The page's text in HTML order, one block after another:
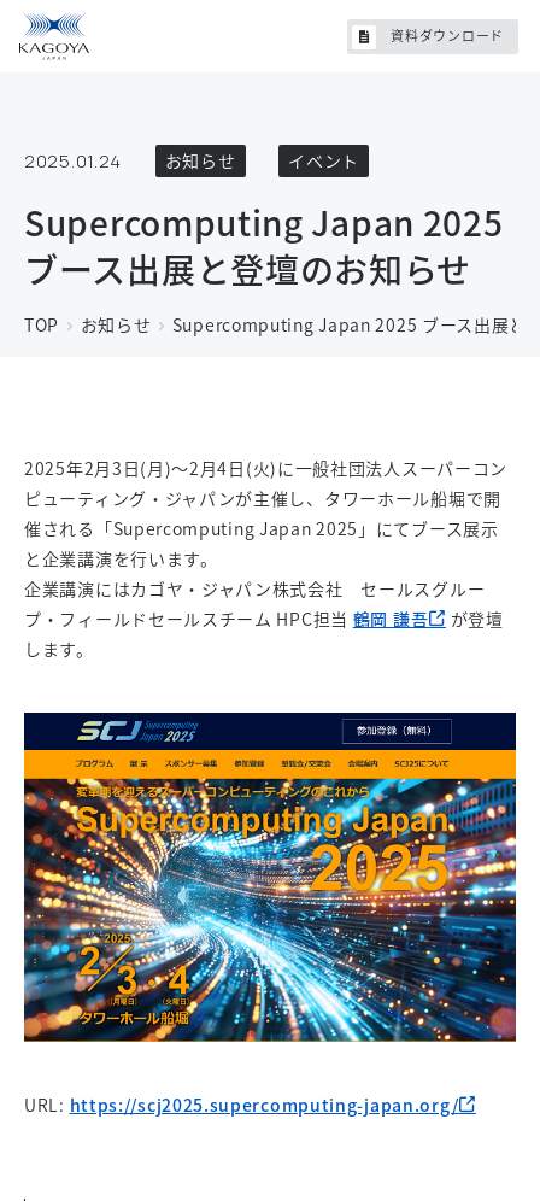
2025.01.24 お知らせ イベント
Supercomputing Japan 2025
ブース出展と登壇のお知らせ
TOP お知らせ Supercomputing Japan 2025 ブース出展と
2025年2月3日(月)～2月4日(火)に一般社団法人スーパーコン
ピューティング・ジャパンが主催し、タワーホール船堀で開
催される「Supercomputing Japan 2025」にてブース展示
と企業講演を行います。
企業講演にはカゴヤ・ジャパン株式会社 セールスグルー
プ・フィールドセールスチーム HPC担当 鶴岡 謙吾
が登壇
します。
URL: https://scj2025.supercomputing-japan.org/
資料ダウンロード